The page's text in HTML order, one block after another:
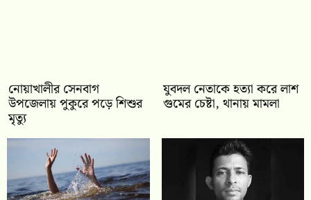
নোয়াখালীর সেনবাগ
উপজেলায় পুকুরে পড়ে শিশুর
মৃত্যু
যুবদল নেতাকে হত্যা করে লাশ
গুমের চেষ্টা, থানায় মামলা